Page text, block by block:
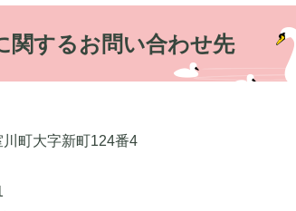
関するお問い合わせ先
町大字新町124番4